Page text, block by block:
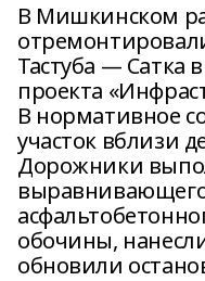
В Мишкинском
Тастуба — Сатка
проекта
В нормативное
участок вблизи
Дорожники
выравнивающего
обочины,
обновили